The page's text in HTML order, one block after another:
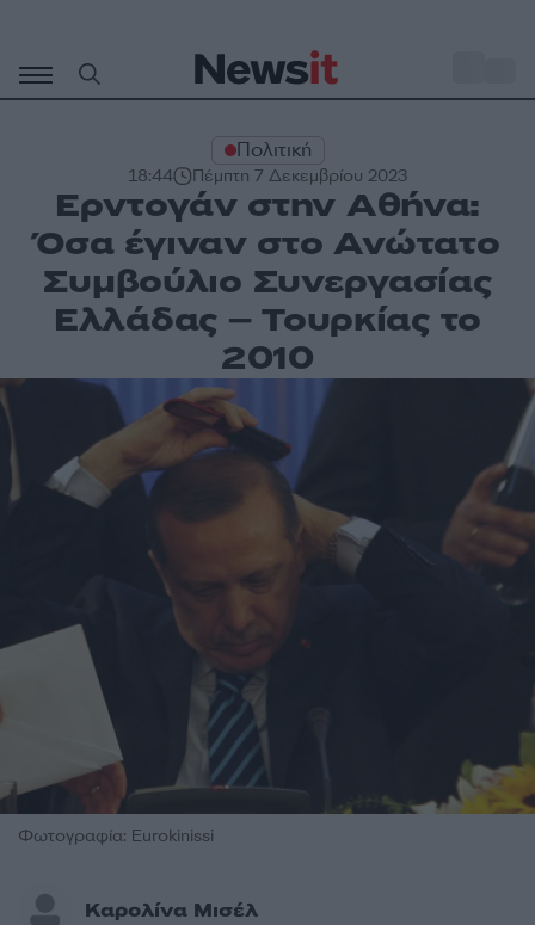
περιεχόμενο
Πολιτική
18:44 Πέμπτη 7 Δεκεμβρίου 2023
Ερντογάν στην Αθήνα:
Όσα έγιναν στο Ανώτατο
Συμβούλιο Συνεργασίας
Ελλάδας – Τουρκίας το
2010
Φωτογραφία: Eurokinissi
Καρολίνα Μισέλ